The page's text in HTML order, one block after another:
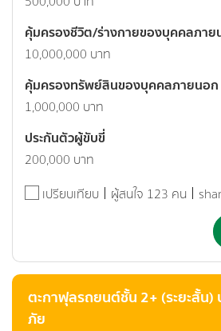
คุ้มครองชีวิต/ร่างกายของบุคคลภา
10,000,000 บาท
คุ้มครองทรัพย์สินของบุคคลภายนอก
1,000,000 บาท
ประกันตัวผู้ขับขี่
200,000 บาท
เปรียบเทียบ
ผู้สนใจ 123 คน
ตะกาฟุลรถยนต์ชั้น 2+ (ระยะสั้น)
ภัย